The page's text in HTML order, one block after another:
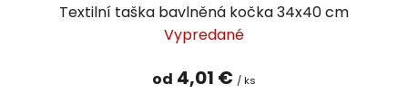
Textilní taška bavlněná kočka 34x40 cm
Vypredané
od 4,01 € / ks